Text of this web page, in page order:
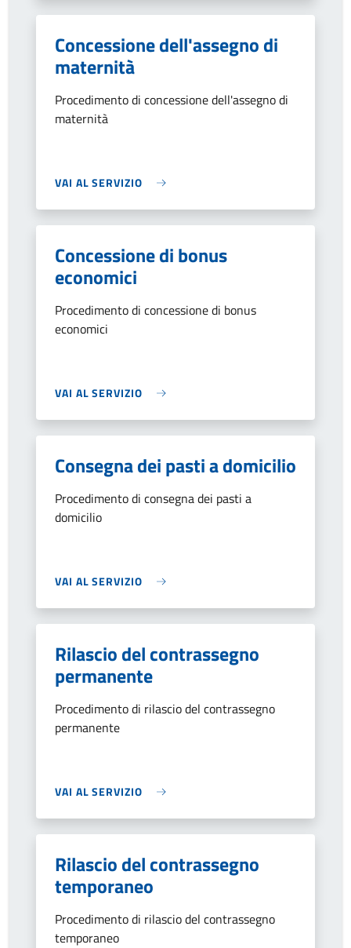
Concessione dell'assegno di
maternità
Procedimento di concessione dell'assegno di
maternità
VAI AL SERVIZIO
Concessione di bonus
economici
Procedimento di concessione di bonus
economici
VAI AL SERVIZIO
Consegna dei pasti a domicilio
Procedimento di consegna dei pasti a
domicilio
VAI AL SERVIZIO
Rilascio del contrassegno
permanente
Procedimento di rilascio del contrassegno
permanente
VAI AL SERVIZIO
Rilascio del contrassegno
temporaneo
Procedimento di rilascio del contrassegno
temporaneo